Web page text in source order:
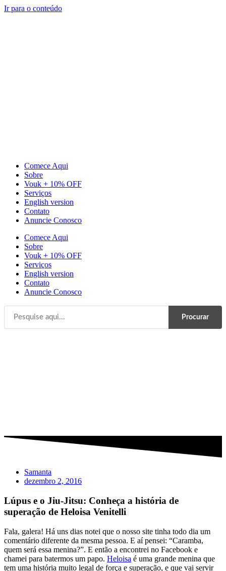
Ir para o conteúdo
Comece Aqui
Sobre
Vouk + 10% OFF
Serviços
English version
Contato
Anuncie Conosco
Comece Aqui
Sobre
Vouk + 10% OFF
Serviços
English version
Contato
Anuncie Conosco
Procurar
Samanta
dezembro 2, 2016
Lúpus e o Jiu-Jitsu: Conheça a história de
superação de Heloisa Venitelli
Fala, galera! Há uns dias notei que o nosso site tinha todo dia um
comentário diferente da mesma pessoa. E aí pensei: “Caramba,
quem será essa menina?”. E então a encontrei no Facebook e
chamei para batermos um papo. Heloisa é uma grande menina que
tem uma história muito legal de força e superação, e que vai servir